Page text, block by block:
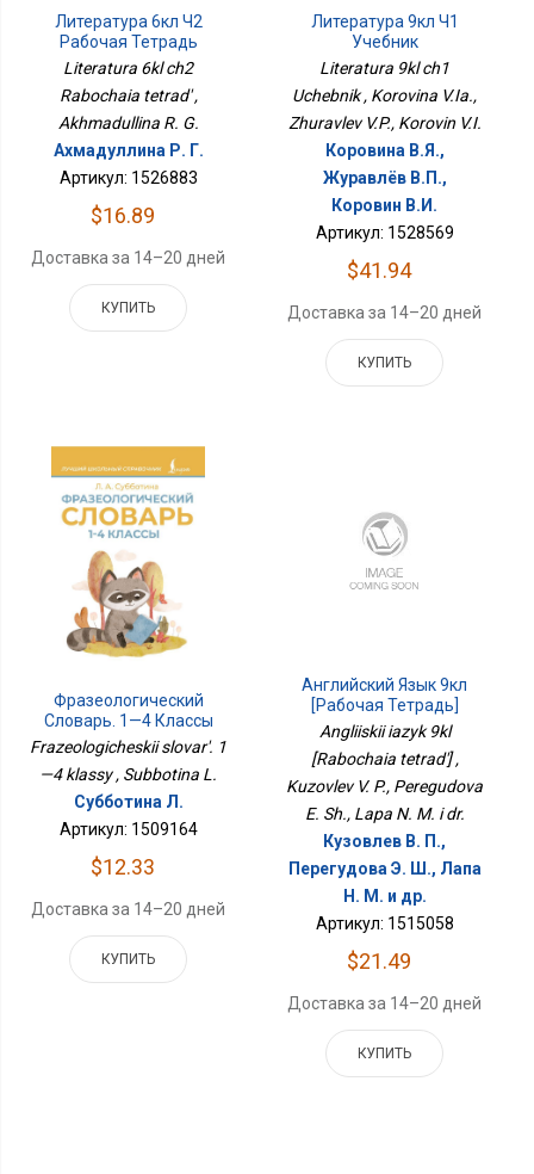
Литература 6кл Ч2
Рабочая Тетрадь
Literatura 6kl ch2
Rabochaia tetrad' ,
Akhmadullina R. G.
Ахмадуллина Р. Г.
Артикул: 1526883
$16.89
Доставка за 14–20 дней
КУПИТЬ
Литература 9кл Ч1
Учебник
Literatura 9kl ch1
Uchebnik , Korovina V.Ia.,
Zhuravlev V.P., Korovin V.I.
Коровина В.Я.,
Журавлёв В.П.,
Коровин В.И.
Артикул: 1528569
$41.94
Доставка за 14–20 дней
КУПИТЬ
Фразеологический
Словарь. 1—4 Классы
Frazeologicheskii slovar'. 1
—4 klassy , Subbotina L.
Субботина Л.
Артикул: 1509164
$12.33
Доставка за 14–20 дней
КУПИТЬ
Английский Язык 9кл
[Рабочая Тетрадь]
Angliiskii iazyk 9kl
[Rabochaia tetrad'] ,
Kuzovlev V. P., Peregudova
E. Sh., Lapa N. M. i dr.
Кузовлев В. П.,
Перегудова Э. Ш., Лапа
Н. М. и др.
Артикул: 1515058
$21.49
Доставка за 14–20 дней
КУПИТЬ